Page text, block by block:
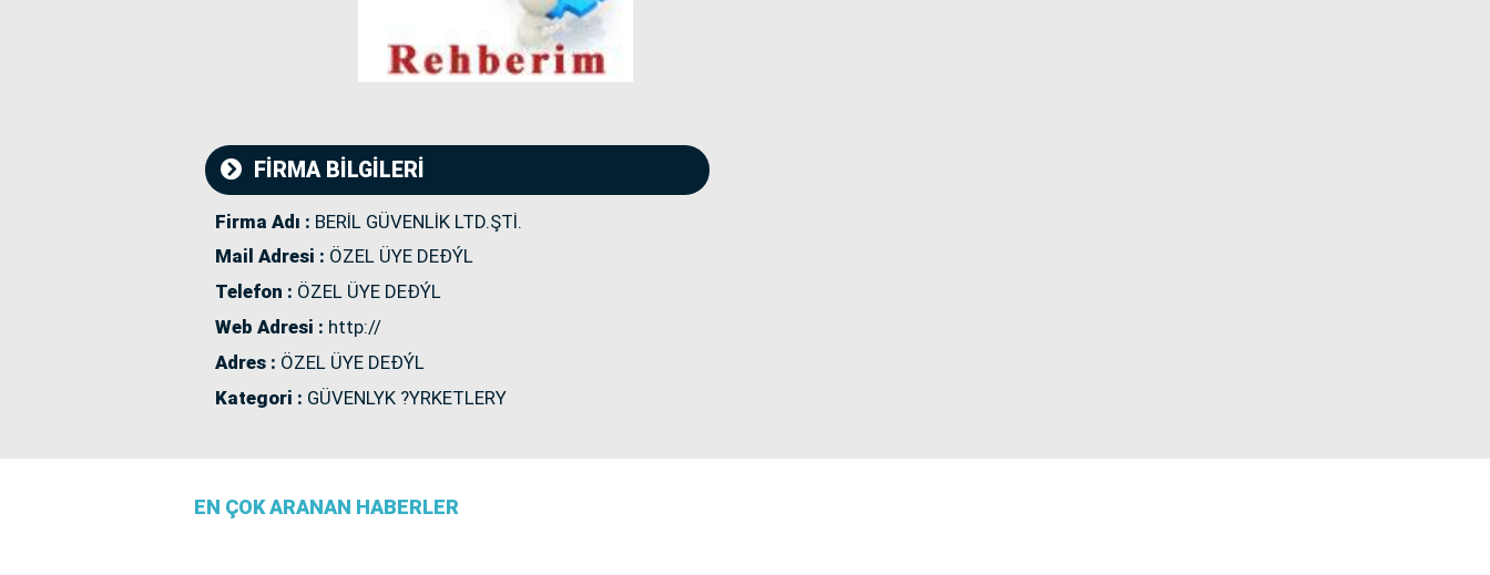
FİRMA BİLGİLERİ
Firma Adı : BERİL GÜVENLİK LTD.ŞTİ.
Mail Adresi : ÖZEL ÜYE DEÐÝL
Telefon : ÖZEL ÜYE DEÐÝL
Web Adresi : http://
Adres : ÖZEL ÜYE DEÐÝL
Kategori : GÜVENLYK ?YRKETLERY
EN ÇOK ARANAN HABERLER